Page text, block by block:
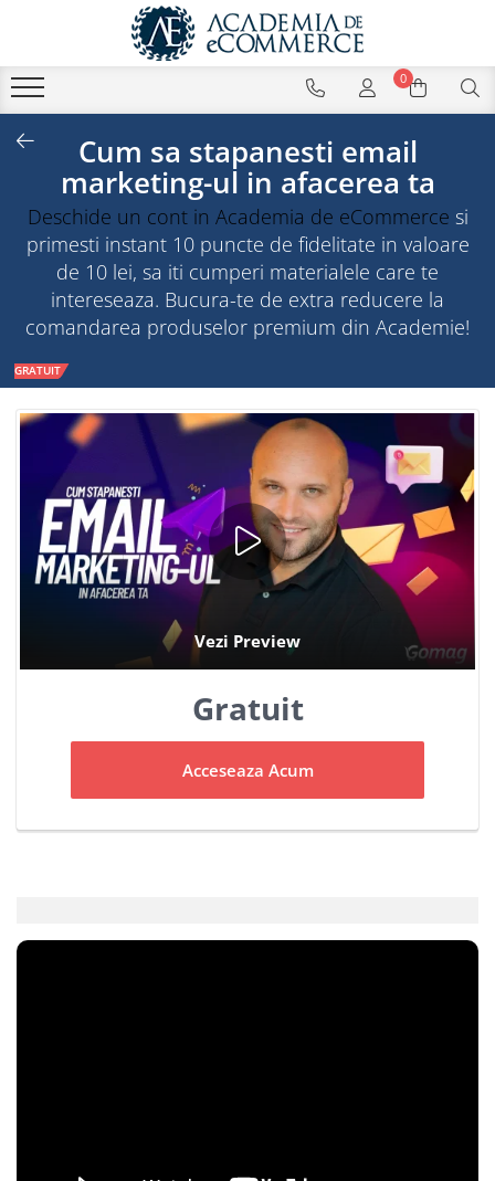
0
Cum sa stapanesti email
marketing-ul in afacerea ta
Deschide un cont in Academia de eCommerce si
primesti instant 10 puncte de fidelitate in valoare
de 10 lei, sa iti cumperi materialele care te
intereseaza. Bucura-te de extra reducere la
comandarea produselor premium din Academie!
GRATUIT
Gratuit
Acceseaza Acum